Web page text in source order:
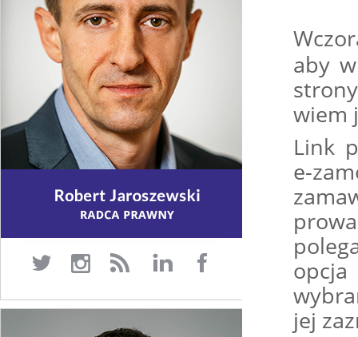
aby
wiem
Link
e-
jej